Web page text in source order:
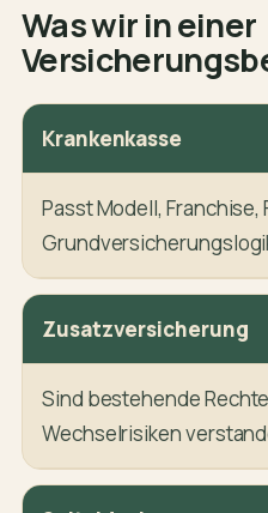
Was wir in einer
Krankenkasse
Passt Modell, Franchise,
Zusatzversicherung
Sind bestehende
Wechselrisiken